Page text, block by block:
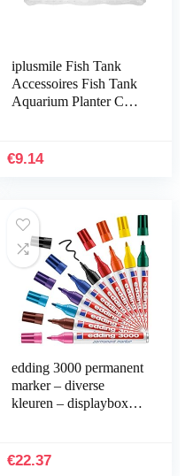
iplusmile Fish Tank
Accessoires Fish Tank
Aquarium Planter Cup
€9.14
edding 3000 permanent
marker – diverse
kleuren – displaybox
sneldrogende…
€22.37